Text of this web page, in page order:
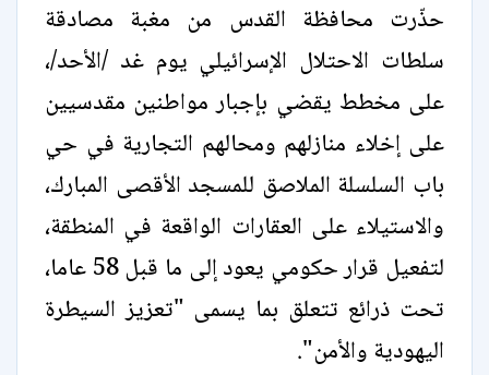
حذّرت محافظة القدس من مغبة مصادقة
سلطات الاحتلال الإسرائيلي يوم غد /الأحد/،
على مخطط يقضي بإجبار مواطنين مقدسيين
على إخلاء منازلهم ومحالهم التجارية في حي
باب السلسلة الملاصق للمسجد الأقصى المبارك،
والاستيلاء على العقارات الواقعة في المنطقة،
لتفعيل قرار حكومي يعود إلى ما قبل 58 عاما،
تحت ذرائع تتعلق بما يسمى "تعزيز السيطرة
اليهودية والأمن".